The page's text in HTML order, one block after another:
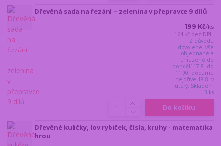
Dřevěná sada na řezání – zelenina v přepravce 9 dílů
199 Kč/ks
164 Kč bez DPH
Z důvodu
dovolené, vše
objednané a
uhrazené do
pondělí 17.8. do
11:00, dodáme
nejdříve 18.8. v
úterý. Skladem
3 ks
Do košíku
Dřevěné kuličky, lov rybiček, čísla, kruhy - matematika
hrou